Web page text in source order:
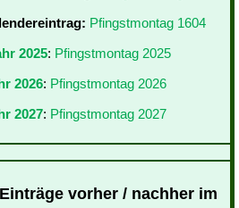
Pfingstmontag 1604
2025: Pfingstmontag 2025
2026: Pfingstmontag 2026
2027: Pfingstmontag 2027
vorher / nachher im